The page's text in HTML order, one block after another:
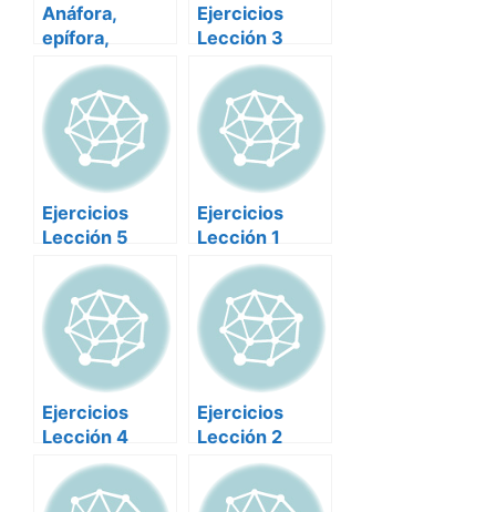
Anáfora,
epífora,
concatenación
y complexión
Ejercicios
Lección 3
Retórica
Ejercicios
Lección 5
Retórica
Ejercicios
Lección 1
Retórica 2
Ejercicios
Lección 4
Retórica-3
Ejercicios
Lección 2
Retórica-2